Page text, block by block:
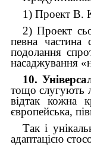
1) Проект В.
2) Проект
певна частина
подолання
насаджування
10.
тощо слугують
відтак кожна
європейська,
Так і
адаптацією